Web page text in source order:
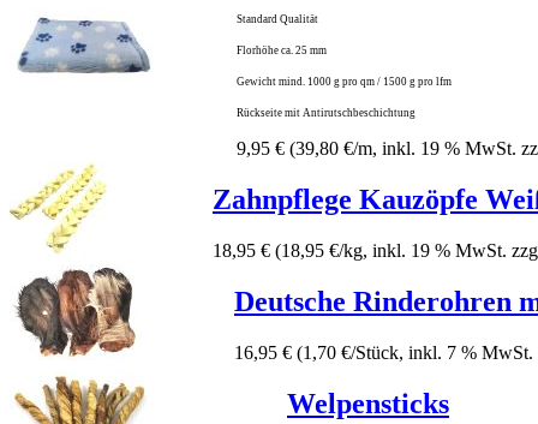
Standard Qualität
Florhöhe ca. 25 mm
Gewicht mind. 1000 g pro qm / 1500 g pro lfm
Rückseite mit Antirutschbeschichtung
9,95 € (39,80 €/m, inkl. 19 % MwSt.
Zahnpflege Kauzöpfe
18,95 € (18,95 €/kg, inkl. 19 % MwSt.
Deutsche Rinderohren
16,95 € (1,70 €/Stück, inkl. 7 %
Welpensticks